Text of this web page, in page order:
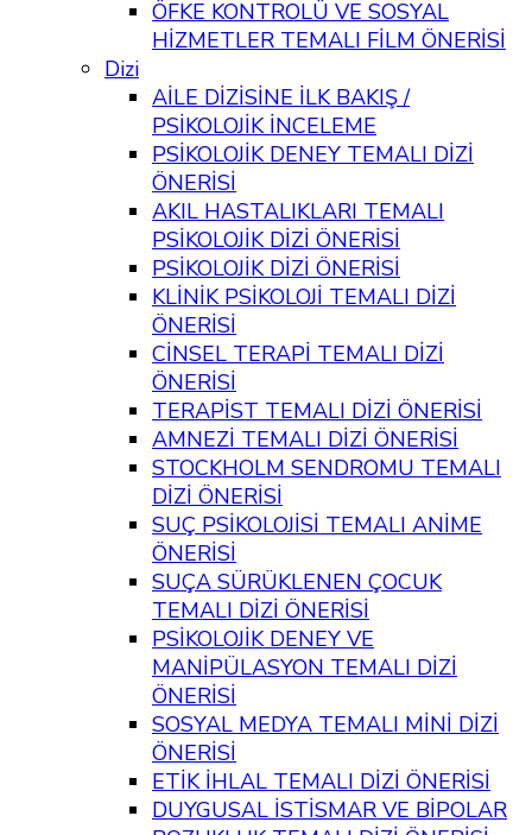
ÖFKE KONTROLÜ VE SOSYAL
HİZMETLER TEMALI FİLM ÖNERİSİ
Dizi
AİLE DİZİSİNE İLK BAKIŞ /
PSİKOLOJİK İNCELEME
PSİKOLOJİK DENEY TEMALI DİZİ
ÖNERİSİ
AKIL HASTALIKLARI TEMALI
PSİKOLOJİK DİZİ ÖNERİSİ
PSİKOLOJİK DİZİ ÖNERİSİ
KLİNİK PSİKOLOJİ TEMALI DİZİ
ÖNERİSİ
CİNSEL TERAPİ TEMALI DİZİ
ÖNERİSİ
TERAPİST TEMALI DİZİ ÖNERİSİ
AMNEZİ TEMALI DİZİ ÖNERİSİ
STOCKHOLM SENDROMU TEMALI
DİZİ ÖNERİSİ
SUÇ PSİKOLOJİSİ TEMALI ANİME
ÖNERİSİ
SUÇA SÜRÜKLENEN ÇOCUK
TEMALI DİZİ ÖNERİSİ
PSİKOLOJİK DENEY VE
MANİPÜLASYON TEMALI DİZİ
ÖNERİSİ
SOSYAL MEDYA TEMALI MİNİ DİZİ
ÖNERİSİ
ETİK İHLAL TEMALI DİZİ ÖNERİSİ
DUYGUSAL İSTİSMAR VE BİPOLAR